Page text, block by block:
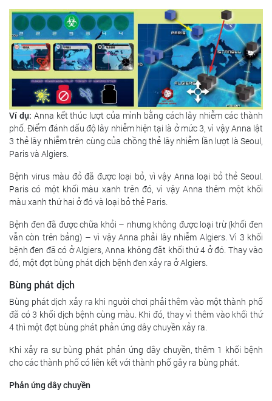
Ví dụ: Anna kết thúc lượt của mình bằng cách lây nhiễm các thành
phố. Điểm đánh dấu độ lây nhiễm hiện tại là ở mức 3, vì vậy Anna lật
3 thẻ lây nhiễm trên cùng của chồng thẻ lây nhiễm lần lượt là Seoul,
Paris và Algiers.
Bệnh virus màu đỏ đã được loại bỏ, vì vậy Anna loại bỏ thẻ Seoul.
Paris có một khối màu xanh trên đó, vì vậy Anna thêm một khối
màu xanh thứ hai ở đó và loại bỏ thẻ Paris.
Bệnh đen đã được chữa khỏi – nhưng không được loại trừ (khối đen
vẫn còn trên bảng) – vì vậy Anna phải lây nhiễm Algiers. Vì 3 khối
bệnh đen đã có ở Algiers, Anna không đặt khối thứ 4 ở đó. Thay vào
đó, một đợt bùng phát dịch bệnh đen xảy ra ở Algiers.
Bùng phát dịch
Bùng phát dịch xảy ra khi người chơi phải thêm vào một thành phố
đã có 3 khối dịch bệnh cùng màu. Khi đó, thay vì thêm vào khối thứ
4 thì một đợt bùng phát phản ứng dây chuyền xảy ra.
Khi xảy ra sự bùng phát phản ứng dây chuyền, thêm 1 khối bệnh
cho các thành phố có liên kết với thành phố gây ra bùng phát.
Phản ứng dây chuyền